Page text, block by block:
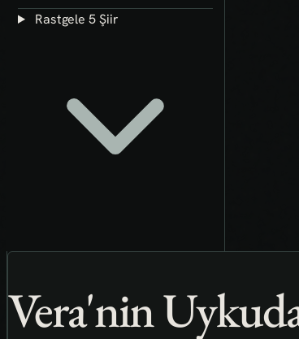
Rastgele 5 Şiir
Vera'nin